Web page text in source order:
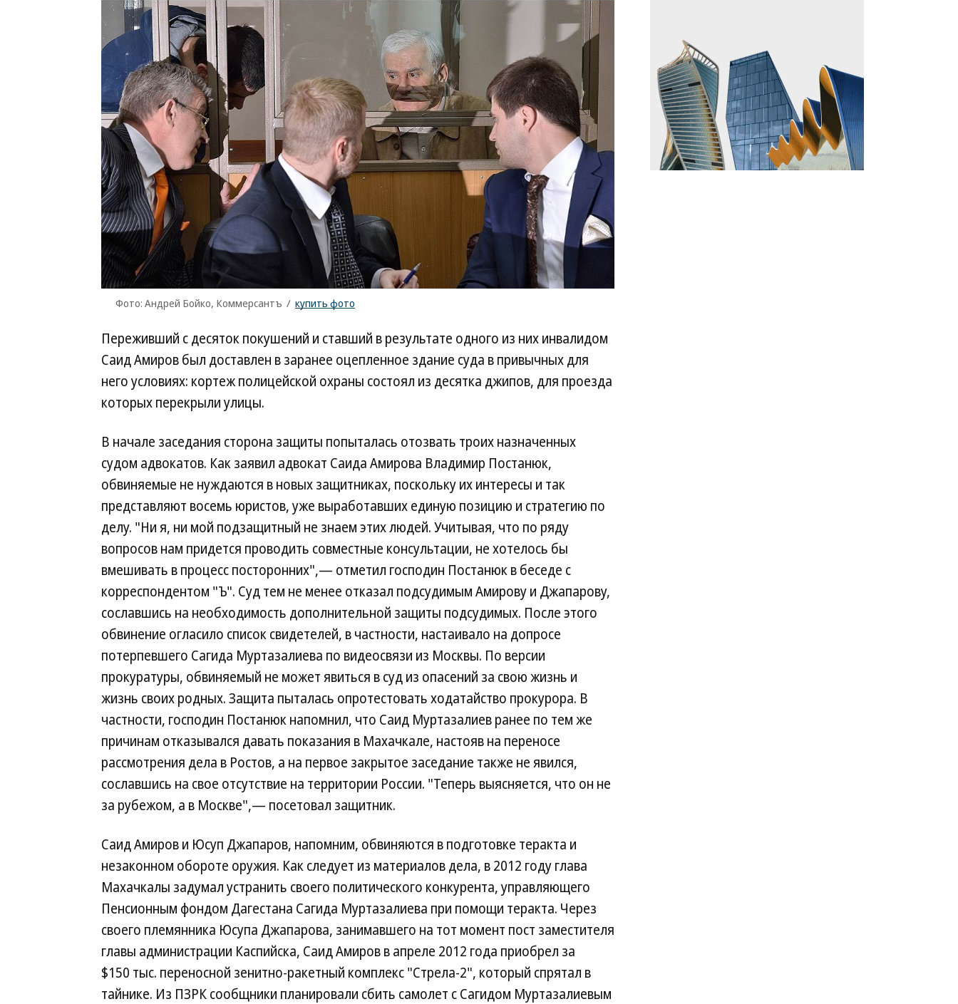
Фото: Андрей Бойко, Коммерсантъ / купить фото
Переживший с десяток покушений и ставший в результате одного из них инвалидом
Саид Амиров был доставлен в заранее оцепленное здание суда в привычных для
него условиях: кортеж полицейской охраны состоял из десятка джипов, для проезда
которых перекрыли улицы.
В начале заседания сторона защиты попыталась отозвать троих назначенных
судом адвокатов. Как заявил адвокат Саида Амирова Владимир Постанюк,
обвиняемые не нуждаются в новых защитниках, поскольку их интересы и так
представляют восемь юристов, уже выработавших единую позицию и стратегию по
делу. "Ни я, ни мой подзащитный не знаем этих людей. Учитывая, что по ряду
вопросов нам придется проводить совместные консультации, не хотелось бы
вмешивать в процесс посторонних",— отметил господин Постанюк в беседе с
корреспондентом "Ъ". Суд тем не менее отказал подсудимым Амирову и Джапарову,
сославшись на необходимость дополнительной защиты подсудимых. После этого
обвинение огласило список свидетелей, в частности, настаивало на допросе
потерпевшего Сагида Муртазалиева по видеосвязи из Москвы. По версии
прокуратуры, обвиняемый не может явиться в суд из опасений за свою жизнь и
жизнь своих родных. Защита пыталась опротестовать ходатайство прокурора. В
частности, господин Постанюк напомнил, что Саид Муртазалиев ранее по тем же
причинам отказывался давать показания в Махачкале, настояв на переносе
рассмотрения дела в Ростов, а на первое закрытое заседание также не явился,
сославшись на свое отсутствие на территории России. "Теперь выясняется, что он не
за рубежом, а в Москве",— посетовал защитник.
Саид Амиров и Юсуп Джапаров, напомним, обвиняются в подготовке теракта и
незаконном обороте оружия. Как следует из материалов дела, в 2012 году глава
Махачкалы задумал устранить своего политического конкурента, управляющего
Пенсионным фондом Дагестана Сагида Муртазалиева при помощи теракта. Через
своего племянника Юсупа Джапарова, занимавшего на тот момент пост заместителя
главы администрации Каспийска, Саид Амиров в апреле 2012 года приобрел за
$150 тыс. переносной зенитно-ракетный комплекс "Стрела-2", который спрятал в
тайнике. Из ПЗРК сообщники планировали сбить самолет с Сагидом Муртазалиевым